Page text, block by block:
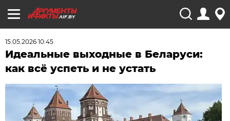
AIF.BY
15.05.2026 10:45
Идеальные выходные в Беларуси:
как всё успеть и не устать